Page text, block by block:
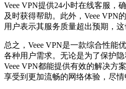
Veee VPN提供24小时在线客服，
及时获得帮助。此外，Veee VPN
用户表示其服务质量超出预期，
总之，Veee VPN是一款综合性能
各种用户需求。无论是为了保护隐
Veee VPN都能提供有效的解决方
享受到更加流畅的网络体验，尽情